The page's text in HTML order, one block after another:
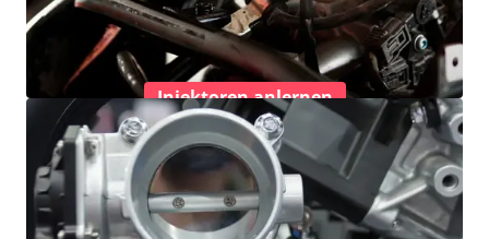
Injektoren anlernen